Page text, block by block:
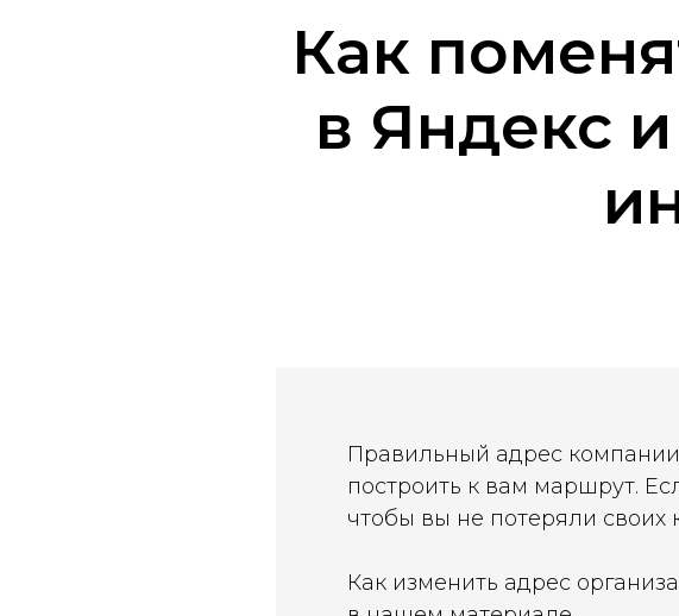
Как
в Яндекс
Правильный адрес
построить к вам маршрут.
чтобы вы не потеряли своих
Как изменить адрес